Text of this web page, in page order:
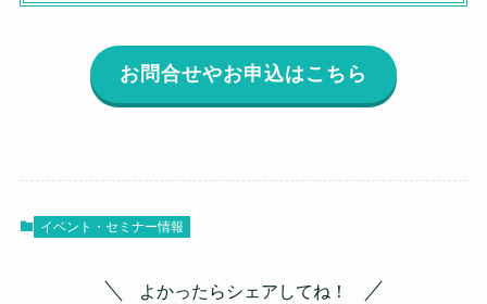
お問合せやお申込はこちら
イベント・セミナー情報
よかったらシェアしてね！